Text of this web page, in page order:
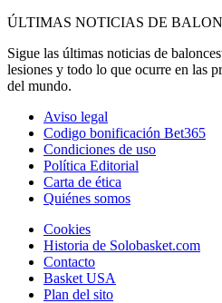
ÚLTIMAS NOTICIAS DE
Sigue las últimas noticias de
lesiones y todo lo que ocurre en las
del mundo.
Aviso legal
Codigo bonificación Bet365
Condiciones de uso
Política Editorial
Carta de ética
Quiénes somos
Cookies
Historia de Solobasket.com
Contacto
Basket USA
Plan del sito